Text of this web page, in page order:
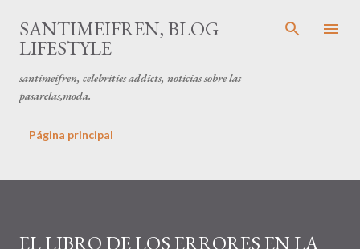
Ir al contenido principal
SANTIMEIFREN, BLOG
LIFESTYLE
santimeifren, celebrities addicts, noticias sobre las
pasarelas,moda.
Página principal
EL LIBRO DE LOS ERRORES EN LA